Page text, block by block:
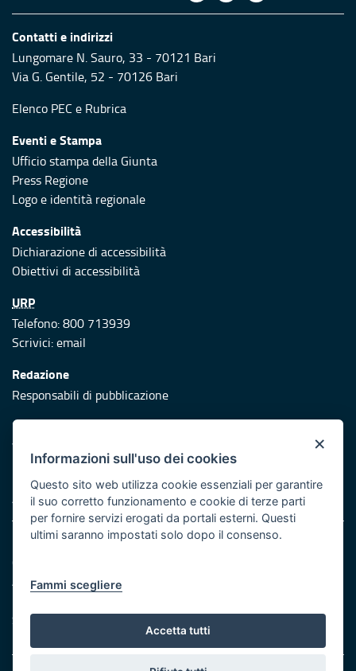
Contatti e indirizzi
Lungomare N. Sauro, 33 - 70121 Bari
Via G. Gentile, 52 - 70126 Bari
Elenco PEC e Rubrica
Eventi e Stampa
Ufficio stampa della Giunta
Press Regione
Logo e identità regionale
Accessibilità
Dichiarazione di accessibilità
Obiettivi di accessibilità
URP
Telefono: 800 713939
Scrivici:email
Redazione
Responsabili di pubblicazione
Protezione civile
Vai al sito di Protezione Civile Puglia
Iniziativa finanziata con risorse del POR Puglia 2014/2020 -
Asse XI
Note legali
Cookie e privacy
Atti di notifica
Servizi Intranet
×
Informazioni sull'uso dei cookies
Questo sito web utilizza cookie essenziali per garantire
il suo corretto funzionamento e cookie di terze parti
per fornire servizi erogati da portali esterni. Questi
ultimi saranno impostati solo dopo il consenso.
Fammi scegliere
Accetta tutti